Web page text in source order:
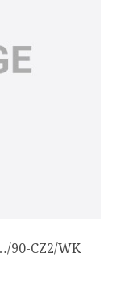
CZ2/WK